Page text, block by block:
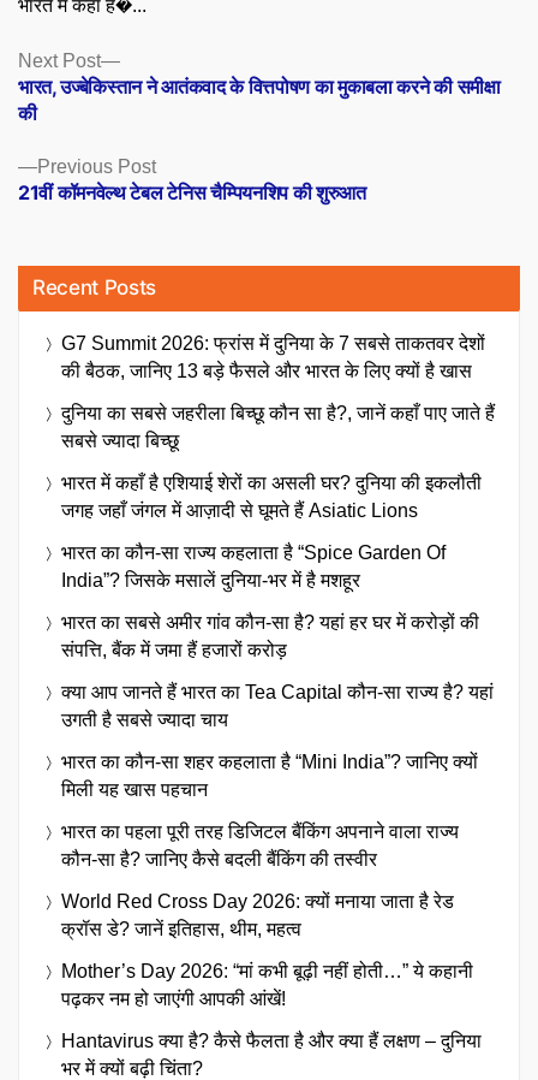
भारत में कहाँ ह�...
Posts
navigation
Previous PostPrevious
post:
21वीं कॉमनवेल्थ टेबल टेनिस चैम्पियनशिप की शुरुआत
Next Post
Next
post:
भारत, उज्बेकिस्तान ने आतंकवाद के वित्तपोषण का मुकाबला करने की समीक्षा
की
Recent Posts
G7 Summit 2026: फ्रांस में दुनिया के 7 सबसे ताकतवर देशों
की बैठक, जानिए 13 बड़े फैसले और भारत के लिए क्यों है खास
दुनिया का सबसे जहरीला बिच्छू कौन सा है?, जानें कहाँ पाए जाते हैं
सबसे ज्यादा बिच्छू
भारत में कहाँ है एशियाई शेरों का असली घर? दुनिया की इकलौती
जगह जहाँ जंगल में आज़ादी से घूमते हैं Asiatic Lions
भारत का कौन-सा राज्य कहलाता है “Spice Garden Of
India”? जिसके मसालें दुनिया-भर में है मशहूर
भारत का सबसे अमीर गांव कौन-सा है? यहां हर घर में करोड़ों की
संपत्ति, बैंक में जमा हैं हजारों करोड़
क्या आप जानते हैं भारत का Tea Capital कौन-सा राज्य है? यहां
उगती है सबसे ज्यादा चाय
भारत का कौन-सा शहर कहलाता है “Mini India”? जानिए क्यों
मिली यह खास पहचान
भारत का पहला पूरी तरह डिजिटल बैंकिंग अपनाने वाला राज्य
कौन-सा है? जानिए कैसे बदली बैंकिंग की तस्वीर
World Red Cross Day 2026: क्यों मनाया जाता है रेड
क्रॉस डे? जानें इतिहास, थीम, महत्व
Mother’s Day 2026: “मां कभी बूढ़ी नहीं होती…” ये कहानी
पढ़कर नम हो जाएंगी आपकी आंखें!
Hantavirus क्या है? कैसे फैलता है और क्या हैं लक्षण – दुनिया
भर में क्यों बढ़ी चिंता?